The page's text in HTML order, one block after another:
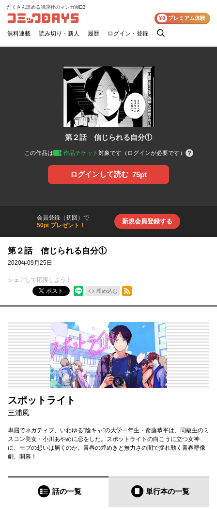
コミックDAYS
たくさん読める講談社のマンガWEB
無料連載 読み切り・新人 履歴 ログイン・登録
検
¥0 プレミアム体験
第２話 信じられる自分①
この作品は 作品チケット 対象です（ログインが必要です）
ログインして読む 75pt
会員登録（初回）で
50pt プレゼント！
新規会員登録する
第２話 信じられる自分①
2020年09月25日
シェアして応援しよう！
ポスト
埋め込む
RSSフィード
スポットライト
三浦風
卑屈でネガティブ、いわゆる“陰キャ”の大学一年生・斎藤恭平は、同級生のミ
スコン美女・小川あやめに恋をした。スポットライトの向こうに立つ女神
に、モブの想いは届くのか。青春の煌めきと無力さの間で揺れ動く青春群像
劇、開幕！
話の一覧 単行本の一覧